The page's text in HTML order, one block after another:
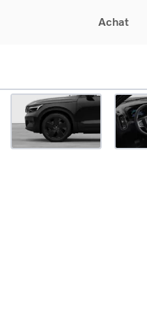
Achat
EX30
EX40
EC40
Configurez votre voiture
Offres du moment
Voitures d'occasion